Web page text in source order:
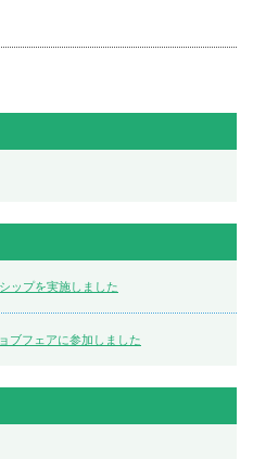
ップを実施しました
ブフェアに参加しました